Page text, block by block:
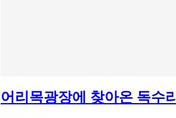
어리목광장에 찾아온 독수리